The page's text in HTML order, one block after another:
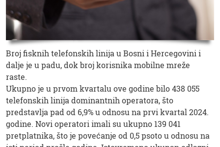
Broj fisknih telefonskih linija u Bosni i Hercegovini i
dalje je u padu, dok broj korisnika mobilne mreže
raste.
Ukupno je u prvom kvartalu ove godine bilo 438 055
telefonskih linija dominantnih operatora, što
predstavlja pad od 6,9% u odnosu na prvi kvartal 2024.
godine. Novi operatori imali su ukupno 139 041
pretplatnika, što je povećanje od 0,5 psoto u odnosu na